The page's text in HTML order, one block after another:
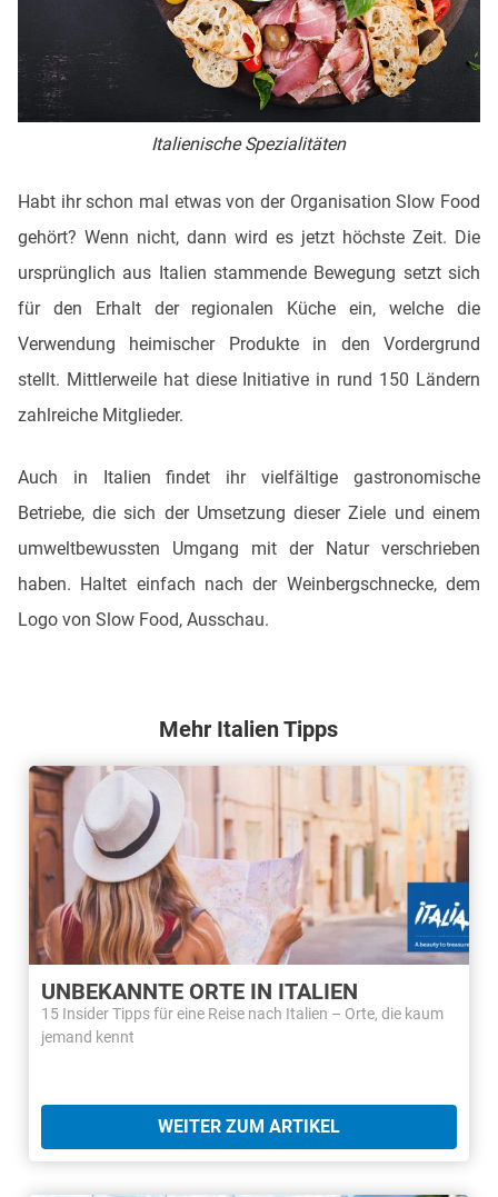
Italienische Spezialitäten
Habt ihr schon mal etwas von der Organisation Slow Food
gehört? Wenn nicht, dann wird es jetzt höchste Zeit. Die
ursprünglich aus Italien stammende Bewegung setzt sich
für den Erhalt der regionalen Küche ein, welche die
Verwendung heimischer Produkte in den Vordergrund
stellt. Mittlerweile hat diese Initiative in rund 150 Ländern
zahlreiche Mitglieder.
Auch in Italien findet ihr vielfältige gastronomische
Betriebe, die sich der Umsetzung dieser Ziele und einem
umweltbewussten Umgang mit der Natur verschrieben
haben. Haltet einfach nach der Weinbergschnecke, dem
Logo von Slow Food, Ausschau.
Mehr Italien Tipps
UNBEKANNTE ORTE IN ITALIEN
15 Insider Tipps für eine Reise nach Italien – Orte, die kaum
jemand kennt
WEITER ZUM ARTIKEL